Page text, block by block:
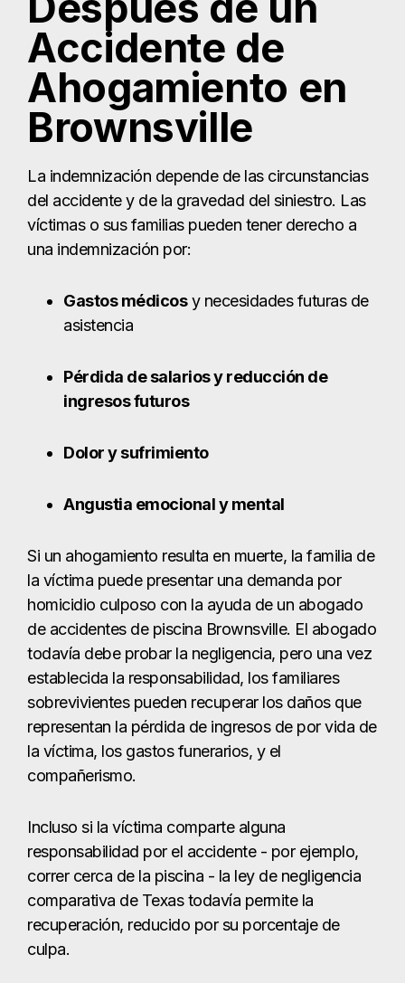
Accidente de
Ahogamiento en
Brownsville
La indemnización depende de las circunstancias
del accidente y de la gravedad del siniestro. Las
víctimas o sus familias pueden tener derecho a
una indemnización por:
Gastos médicosy necesidades futuras de
asistencia
Pérdida de salarios y reducción de
ingresos futuros
Dolor y sufrimiento
Angustia emocional y mental
Si un ahogamiento resulta en muerte, la familia de
la víctima puede presentar una demanda por
homicidio culposo con la ayuda de un abogado
de accidentes de piscina Brownsville. El abogado
todavía debe probar la negligencia, pero una vez
establecida la responsabilidad, los familiares
sobrevivientes pueden recuperar los daños que
representan la pérdida de ingresos de por vida de
la víctima, los gastos funerarios, y el
compañerismo.
Incluso si la víctima comparte alguna
responsabilidad por el accidente - por ejemplo,
correr cerca de la piscina - la ley de negligencia
comparativa de Texas todavía permite la
recuperación, reducido por su porcentaje de
culpa.